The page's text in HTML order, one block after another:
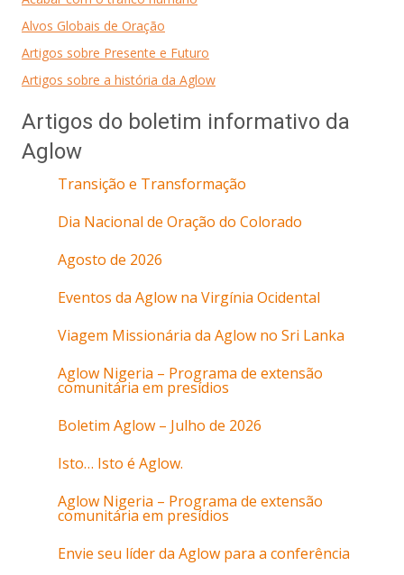
Alvos Globais de Oração
Artigos sobre Presente e Futuro
Artigos sobre a história da Aglow
Artigos do boletim informativo da
Aglow
Transição e Transformação
Dia Nacional de Oração do Colorado
Agosto de 2026
Eventos da Aglow na Virgínia Ocidental
Viagem Missionária da Aglow no Sri Lanka
Aglow Nigeria – Programa de extensão
comunitária em presídios
Boletim Aglow – Julho de 2026
Isto… Isto é Aglow.
Aglow Nigeria – Programa de extensão
comunitária em presídios
Envie seu líder da Aglow para a conferência